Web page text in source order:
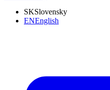
SKSlovensky
ENEnglish